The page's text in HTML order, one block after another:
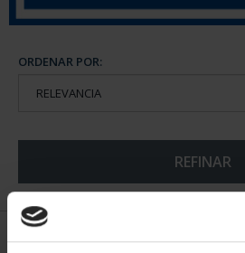
ORDENAR POR:
REFINAR
5 Productos encontrados